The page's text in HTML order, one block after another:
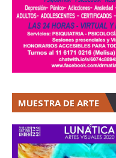
MUESTRA DE ARTE